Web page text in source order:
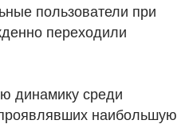
пользователи при
переходили
динамику среди
наибольшую